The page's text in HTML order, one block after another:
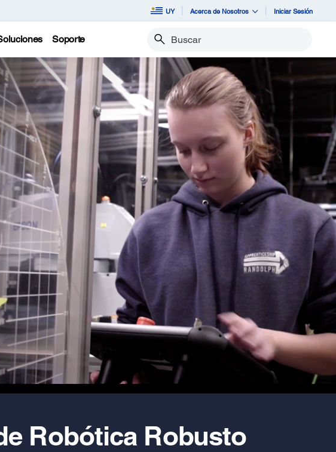
UY Acerca de Nosotros Iniciar Sesión
Soporte Buscar
Robótica Robusto